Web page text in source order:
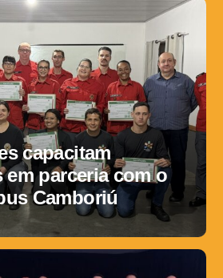
capacitam
parceria com o
Camboriú